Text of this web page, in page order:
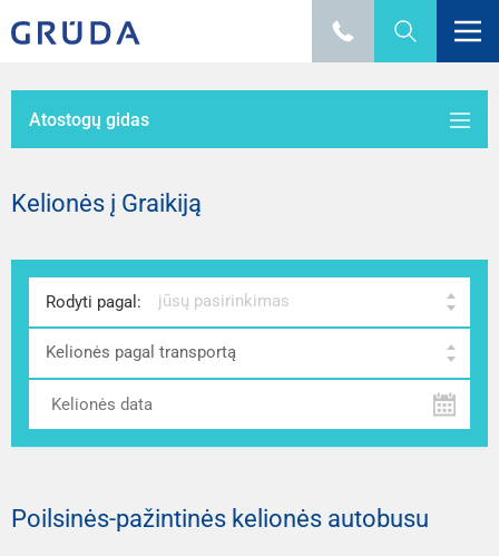
Atostogų gidas
Kelionės į Graikiją
jūsų pasirinkimas
Rodyti pagal:
Kelionės pagal transportą
Poilsinės-pažintinės kelionės autobusu